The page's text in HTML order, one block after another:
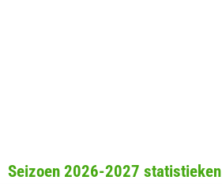
Seizoen 2026-2027 statistieken